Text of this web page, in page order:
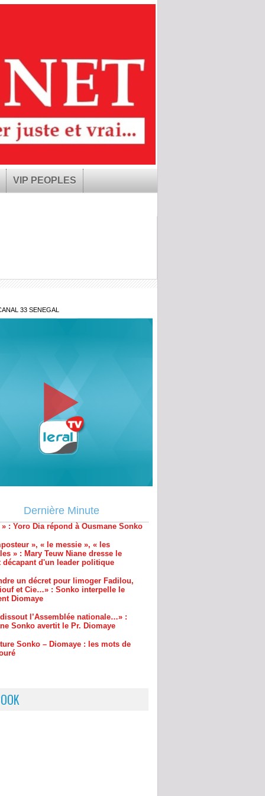
VIP PEOPLES
33 SENEGAL
Dernière Minute
d'« évidente fausse déclaration »
Diagne prend à partie l'OFNAC et
: Yoro Dia répond à Ousmane Sonko
», « le messie », « les
» : Mary Teuw Niane dresse le
décapant d'un leader politique
un décret pour limoger Fadilou,
et Cie…» : Sonko interpelle le
Diomaye
l’Assemblée nationale…» :
Sonko avertit le Pr. Diomaye